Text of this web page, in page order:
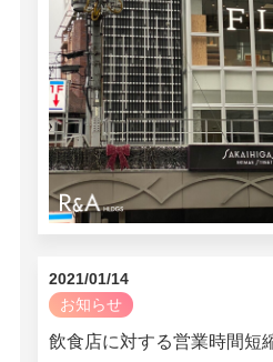
2021/01/14
お知らせ
飲食店に対する営業時間短